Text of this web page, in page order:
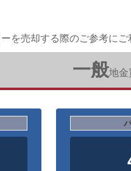
を売却する際のご参考にご
一般地金